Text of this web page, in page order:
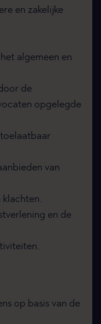
en zakelijke
algemeen en
de
opgelegde
van
klachten.
en de
op basis van de